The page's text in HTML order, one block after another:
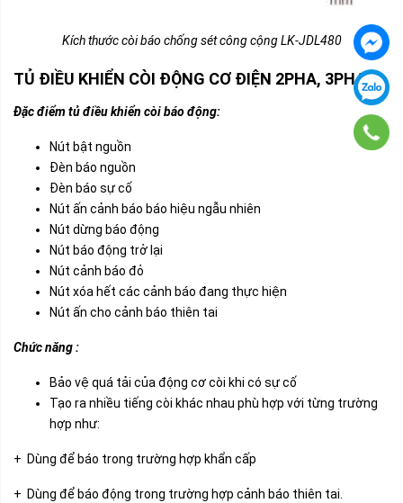
Kích thước còi báo chống sét công cộng LK-JDL480
TỦ ĐIỀU KHIỂN CÒI ĐỘNG CƠ ĐIỆN 2PHA, 3PHA
Đặc điểm tủ điều khiển còi báo động:
Nút bật nguồn
Đèn báo nguồn
Đèn báo sự cố
Nút ấn cảnh báo báo hiệu ngẫu nhiên
Nút dừng báo động
Nút báo động trở lại
Nút cảnh báo đỏ
Nút xóa hết các cảnh báo đang thực hiện
Nút ấn cho cảnh báo thiên tai
Chức năng :
Bảo vệ quá tải của động cơ còi khi có sự cố
Tạo ra nhiều tiếng còi khác nhau phù hợp với từng trường
hợp như:
+ Dùng để báo trong trường hợp khẩn cấp
+ Dùng để báo động trong trường hợp cảnh báo thiên tai.